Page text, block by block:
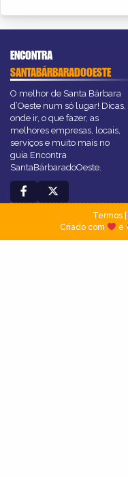
ENCONTRA
SANTABÁRBARADOOESTE
O melhor de Santa Bárbara
d’Oeste num só lugar! Dicas,
onde ir, o que fazer, as
melhores empresas, locais,
serviços e muito mais no
guia Encontra
SantaBárbaradoOeste.
Termos|
Criado com
e